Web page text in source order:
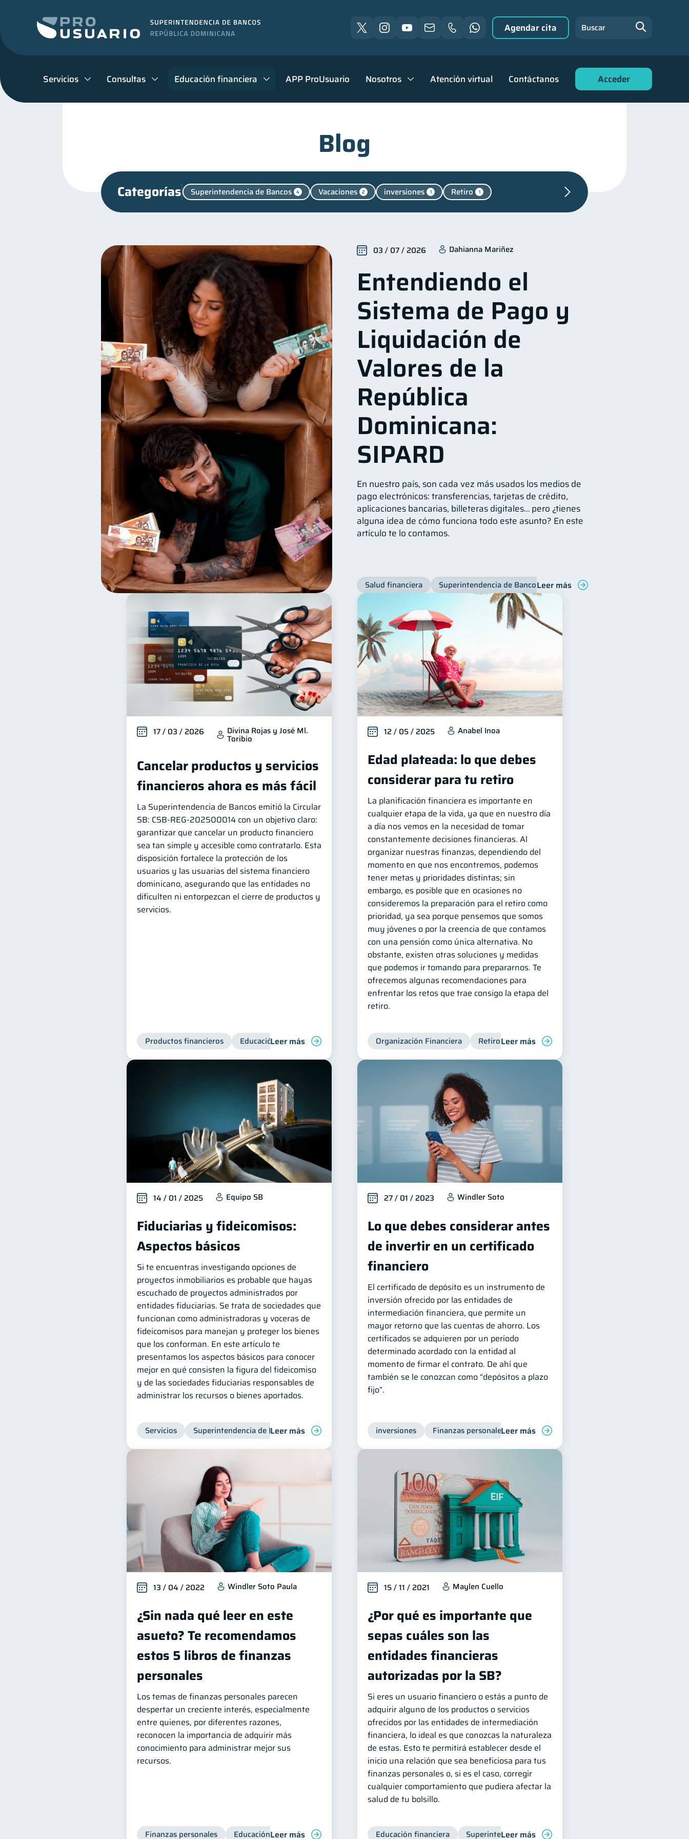
Servicios Consultas Educación financiera APP ProUsuario Nosotros Atención virtual Contáctanos Acceder
Agendar cita Buscar
Blog
Categorías Superintendencia de Bancos 4 Vacaciones 2 inversiones 1 Retiro 1
Organización Financiera Deudas Entidad financiera 8 Préstamos
Tarjeta de crédito Historial crediticio Ciberseguridad 5 Servicios Derechos & Deberes 4
Criptomonedas 2 Cuenta Abandonada Inversiones Cuenta Inactiva 1 Finanzas Personales
Finanzas en Pareja 1 Educación Financiera Fraudes Mipymes 1 Información financiera 1
Salud mental ahorro Doble sueldo Gasto responsable información financiera
03 / 07 / 2026 Dahianna Mariñez
Entendiendo el
Sistema de Pago y
Liquidación de
Valores de la
República
Dominicana:
SIPARD
En nuestro país, son cada vez más usados los medios de
pago electrónicos: transferencias, tarjetas de crédito,
aplicaciones bancarias, billeteras digitales… pero ¿tienes
alguna idea de cómo funciona todo este asunto? En este
artículo te lo contamos.
Salud financiera Superintendencia de BancosLeer más
17 / 03 / 2026 Divina Rojas y José Ml.
Toribio
Cancelar productos y servicios
financieros ahora es más fácil
La Superintendencia de Bancos emitió la Circular
SB: CSB‑REG‑202500014 con un objetivo claro:
garantizar que cancelar un producto financiero
sea tan simple y accesible como contratarlo. Esta
disposición fortalece la protección de los
usuarios y las usuarias del sistema financiero
dominicano, asegurando que las entidades no
dificulten ni entorpezcan el cierre de productos y
servicios.
Productos financieros Educación financiera Superintendencia de Bancos
Leer más
12 / 05 / 2025 Anabel Inoa
Edad plateada: lo que debes
considerar para tu retiro
La planificación financiera es importante en
cualquier etapa de la vida, ya que en nuestro día
a día nos vemos en la necesidad de tomar
constantemente decisiones financieras. Al
organizar nuestras finanzas, dependiendo del
momento en que nos encontremos, podemos
tener metas y prioridades distintas; sin
embargo, es posible que en ocasiones no
consideremos la preparación para el retiro como
prioridad, ya sea porque pensemos que somos
muy jóvenes o por la creencia de que contamos
con una pensión como única alternativa. No
obstante, existen otras soluciones y medidas
que podemos ir tomando para prepararnos. Te
ofrecemos algunas recomendaciones para
enfrentar los retos que trae consigo la etapa del
retiro.
Organización Financiera Retiro Cuenta Abandonada
Leer más
14 / 01 / 2025 Equipo SB
Fiduciarias y fideicomisos:
Aspectos básicos
Si te encuentras investigando opciones de
proyectos inmobiliarios es probable que hayas
escuchado de proyectos administrados por
entidades fiduciarias. Se trata de sociedades que
funcionan como administradoras y voceras de
fideicomisos para manejan y proteger los bienes
que los conforman. En este artículo te
presentamos los aspectos básicos para conocer
mejor en qué consisten la figura del fideicomiso
y de las sociedades fiduciarias responsables de
administrar los recursos o bienes aportados.
Servicios Superintendencia de Bancos
Leer más
27 / 01 / 2023 Windler Soto
Lo que debes considerar antes
de invertir en un certificado
financiero
El certificado de depósito es un instrumento de
inversión ofrecido por las entidades de
intermediación financiera, que permite un
mayor retorno que las cuentas de ahorro. Los
certificados se adquieren por un período
determinado acordado con la entidad al
momento de firmar el contrato. De ahí que
también se le conozcan como “depósitos a plazo
fijo”.
inversiones Finanzas personales Educación financiera
Leer más
13 / 04 / 2022 Windler Soto Paula
¿Sin nada qué leer en este
asueto? Te recomendamos
estos 5 libros de finanzas
personales
Los temas de finanzas personales parecen
despertar un creciente interés, especialmente
entre quienes, por diferentes razones,
reconocen la importancia de adquirir más
conocimiento para administrar mejor sus
recursos.
Finanzas personales Educación financiera Bienestar financiero Consejos Vacaciones
Leer más
15 / 11 / 2021 Maylen Cuello
¿Por qué es importante que
sepas cuáles son las
entidades financieras
autorizadas por la SB?
Si eres un usuario financiero o estás a punto de
adquirir alguno de los productos o servicios
ofrecidos por las entidades de intermediación
financiera, lo ideal es que conozcas la naturaleza
de estas. Esto te permitirá establecer desde el
inicio una relación que sea beneficiosa para tus
finanzas personales o, si es el caso, corregir
cualquier comportamiento que pudiera afectar la
salud de tu bolsillo.
Educación financiera Superintendencia de Bancos
Leer más